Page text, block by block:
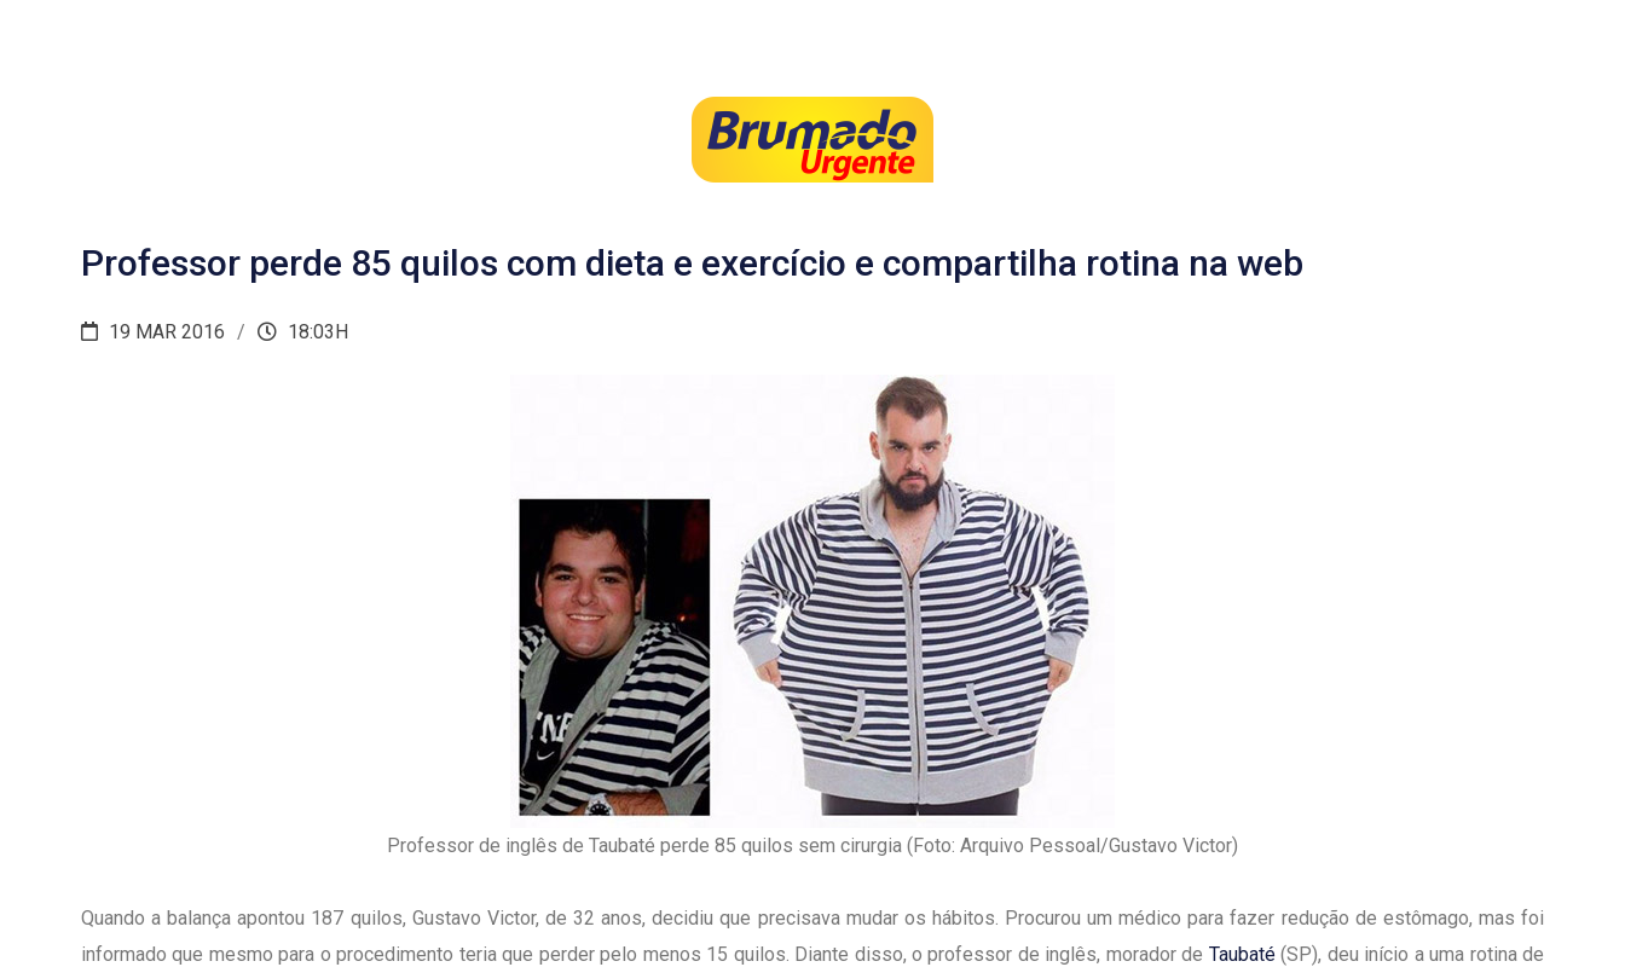
Professor perde 85 quilos com dieta e exercício e compartilha rotina na web
19 MAR 2016 18:03H
Professor de inglês de Taubaté perde 85 quilos sem cirurgia (Foto: Arquivo Pessoal/Gustavo Victor)
Quando a balança apontou 187 quilos, Gustavo Victor, de 32 anos, decidiu que precisava mudar os hábitos. Procurou um médico para fazer redução de estômago, mas foi
informado que mesmo para o procedimento teria que perder pelo menos 15 quilos. Diante disso, o professor de inglês, morador de Taubaté(SP), deu início a uma rotina de